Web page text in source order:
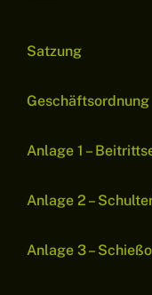
Satzung
Geschäftsordnung
Anlage 1 –
Anlage 2 –
Anlage 3 –